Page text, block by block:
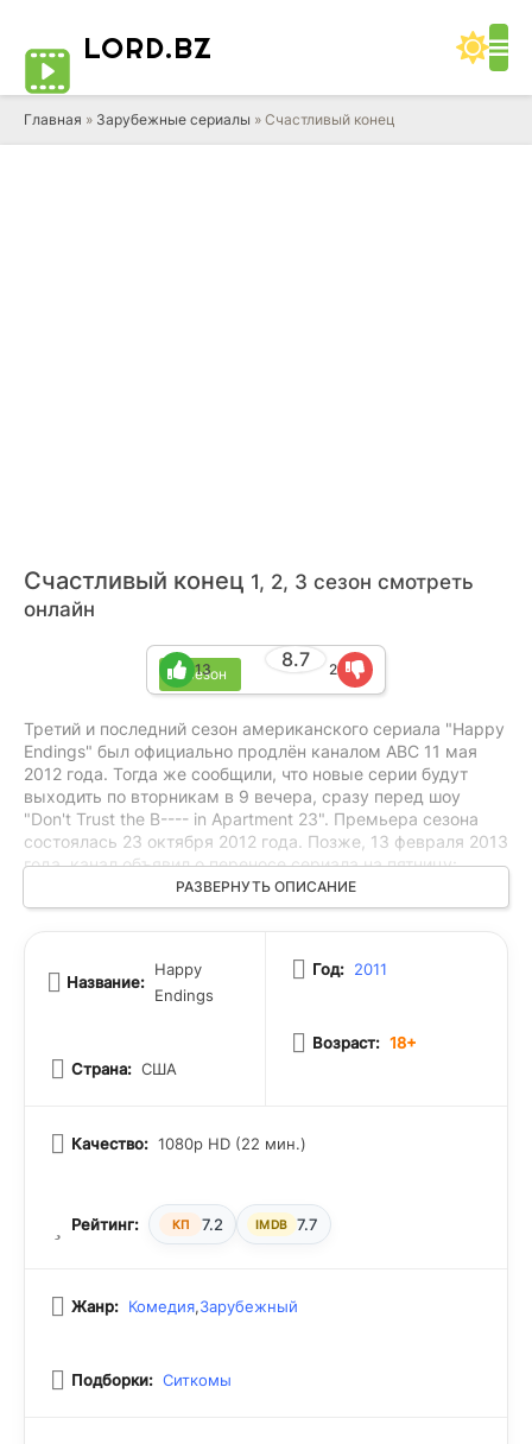
LORD.BZ
Главная » Зарубежные сериалы » Счастливый конец
Счастливый конец 1, 2, 3 сезон смотреть
онлайн
3 сезон
8.7
13 2
Третий и последний сезон американского сериала "Happy
Endings" был официально продлён каналом ABC 11 мая
2012 года. Тогда же сообщили, что новые серии будут
выходить по вторникам в 9 вечера, сразу перед шоу
"Don't Trust the B---- in Apartment 23". Премьера сезона
состоялась 23 октября 2012 года. Позже, 13 февраля 2013
года, канал объявил о переносе сериала на пятницу:
начиная с 29 марта, выпуски шли с 8 до 9 вечера, по два
подряд. Финальная серия вышла 3 мая 2013 года.
РАЗВЕРНУТЬ ОПИСАНИЕ
Название:
Happy
Endings
Страна: США
Год: 2011
Возраст: 18+
Качество: 1080p HD (22 мин.)
Рейтинг: КП 7.2 IMDB 7.7
Жанр: Комедия,Зарубежный
Подборки: Ситкомы